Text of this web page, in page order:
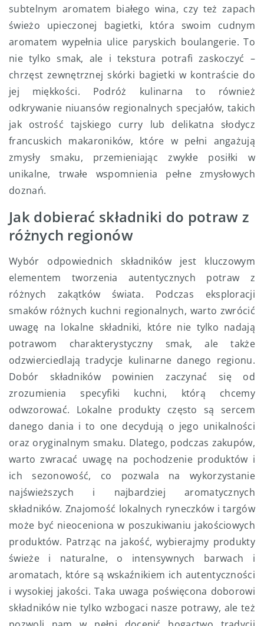
subtelnym aromatem białego wina, czy też zapach
świeżo upieczonej bagietki, która swoim cudnym
aromatem wypełnia ulice paryskich boulangerie. To
nie tylko smak, ale i tekstura potrafi zaskoczyć –
chrzęst zewnętrznej skórki bagietki w kontraście do
jej miękkości. Podróż kulinarna to również
odkrywanie niuansów regionalnych specjałów, takich
jak ostrość tajskiego curry lub delikatna słodycz
francuskich makaroników, które w pełni angażują
zmysły smaku, przemieniając zwykłe posiłki w
unikalne, trwałe wspomnienia pełne zmysłowych
doznań.
Jak dobierać składniki do potraw z
różnych regionów
Wybór odpowiednich składników jest kluczowym
elementem tworzenia autentycznych potraw z
różnych zakątków świata. Podczas eksploracji
smaków różnych kuchni regionalnych, warto zwrócić
uwagę na lokalne składniki, które nie tylko nadają
potrawom charakterystyczny smak, ale także
odzwierciedlają tradycje kulinarne danego regionu.
Dobór składników powinien zaczynać się od
zrozumienia specyfiki kuchni, którą chcemy
odwzorować. Lokalne produkty często są sercem
danego dania i to one decydują o jego unikalności
oraz oryginalnym smaku. Dlatego, podczas zakupów,
warto zwracać uwagę na pochodzenie produktów i
ich sezonowość, co pozwala na wykorzystanie
najświeższych i najbardziej aromatycznych
składników. Znajomość lokalnych ryneczków i targów
może być nieoceniona w poszukiwaniu jakościowych
produktów. Patrząc na jakość, wybierajmy produkty
świeże i naturalne, o intensywnych barwach i
aromatach, które są wskaźnikiem ich autentyczności
i wysokiej jakości. Taka uwaga poświęcona doborowi
składników nie tylko wzbogaci nasze potrawy, ale też